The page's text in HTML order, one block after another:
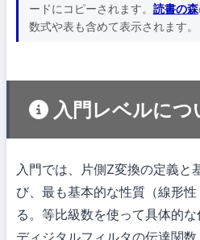
ードにコピーされます。 読書の森
数式や表も含めて表示されます。
入門レベルにつ
入門では、片側Z変換の定義と
び、最も基本的な性質（線形
る。等比級数を使って具体的な